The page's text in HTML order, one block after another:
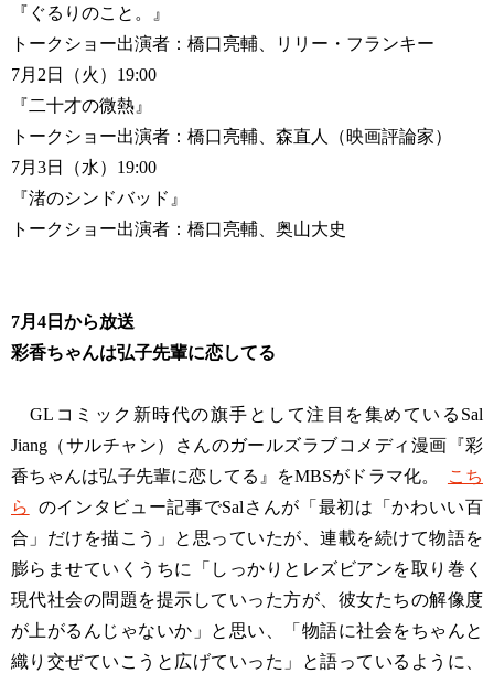
『ぐるりのこと。』
トークショー出演者：橋口亮輔、リリー・フランキー
7月2日（火）19:00
『二十才の微熱』
トークショー出演者：橋口亮輔、森直人（映画評論家）
7月3日（水）19:00
『渚のシンドバッド』
トークショー出演者：橋口亮輔、奥山大史
7月4日から放送
彩香ちゃんは弘子先輩に恋してる
GLコミック新時代の旗手として注目を集めているSal
Jiang（サルチャン）さんのガールズラブコメディ漫画『彩
香ちゃんは弘子先輩に恋してる』をMBSがドラマ化。
こち
ら
のインタビュー記事でSalさんが「最初は「かわいい百
合」だけを描こう」と思っていたが、連載を続けて物語を
膨らませていくうちに「しっかりとレズビアンを取り巻く
現代社会の問題を提示していった方が、彼女たちの解像度
が上がるんじゃないか」と思い、「物語に社会をちゃんと
織り交ぜていこうと広げていった」と語っているように、